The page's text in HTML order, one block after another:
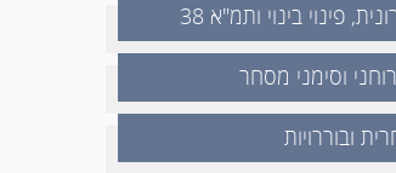
פינוי בינוי ותמ"א 38
וסימני מסחר
ובוררויות